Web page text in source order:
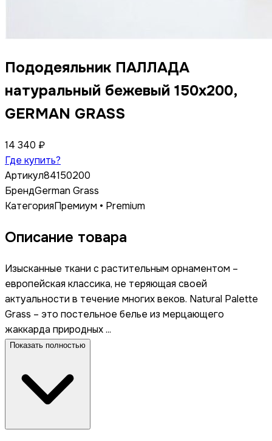
Пододеяльник ПАЛЛАДА
натуральный бежевый 150x200,
GERMAN GRASS
14 340 ₽
Где купить?
Артикул84150200
БрендGerman Grass
КатегорияПремиум • Premium
Описание товара
Изысканные ткани с растительным орнаментом –
европейская классика, не теряющая своей
актуальности в течение многих веков. Natural Palette
Grass – это постельное белье из мерцающего
жаккарда природных ...
Показать полностью